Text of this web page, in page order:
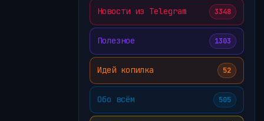
Новости из Telegram 3348
Полезное 1303
Идей копилка 52
Обо всём 505